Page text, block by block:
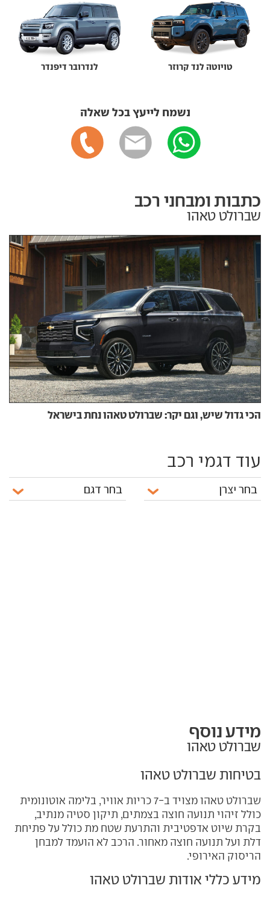
טויוטה לנד קרוזר לנדרובר דיפנדר
נשמח לייעץ בכל שאלה
כתבות ומבחני רכב
שברולט טאהו
הכי גדול שיש, וגם יקר: שברולט טאהו נחת בישראל
עוד דגמי רכב
מידע נוסף
שברולט טאהו
בטיחות שברולט טאהו
שברולט טאהו מצויד ב-7 כריות אוויר, בלימה אוטונומית
כולל זיהוי תנועה חוצה בצמתים, תיקון סטיה מנתיב,
בקרת שיוט אדפטיבית והתרעת שטח מת כולל על פתיחת
דלת ועל תנועה חוצה מאחור. הרכב לא הועמד למבחן
הריסוק האירופי.
מידע כללי אודות שברולט טאהו